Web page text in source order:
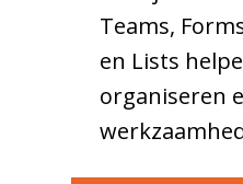
Teams,
en Lists
organiseren